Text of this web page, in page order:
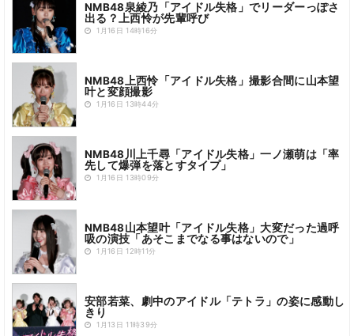
NMB48泉綾乃「アイドル失格」でリーダーっぽさ
出る？上西怜が先輩呼び
1月16日 14時16分
NMB48上西怜「アイドル失格」撮影合間に山本望
叶と変顔撮影
1月16日 13時44分
NMB48川上千尋「アイドル失格」一ノ瀬萌は「率
先して爆弾を落とすタイプ」
1月16日 13時09分
NMB48山本望叶「アイドル失格」大変だった過呼
吸の演技「あそこまでなる事はないので」
1月16日 12時11分
安部若菜、劇中のアイドル「テトラ」の姿に感動し
きり
1月13日 11時39分